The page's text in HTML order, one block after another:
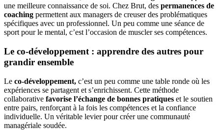
une meilleure connaissance de soi. Chez Brut, des permanences de
coaching permettent aux managers de creuser des problématiques
spécifiques avec un professionnel. Un peu comme une séance de
sport pour le mental, c’est l’occasion de muscler ses compétences.
Le co-développement : apprendre des autres pour
grandir ensemble
Le co-développement, c’est un peu comme une table ronde où les
expériences se partagent et s’enrichissent. Cette méthode
collaborative favorise l’échange de bonnes pratiques et le soutien
entre pairs, renforçant à la fois les compétences et la confiance
individuelle. Un véritable levier pour créer une communauté
managériale soudée.